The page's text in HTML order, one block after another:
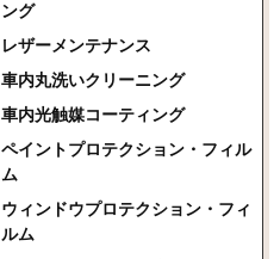
ング
レザーメンテナンス
車内丸洗いクリーニング
車内光触媒コーティング
ペイントプロテクション・フィル
ム
ウィンドウプロテクション・フィ
ルム